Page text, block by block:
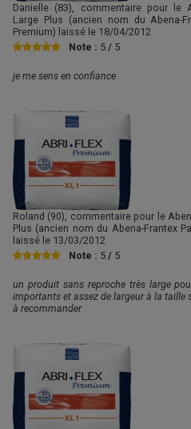
Danielle (83), commentaire pour le
Large Plus (ancien nom du Abena-
Premium) laissé le 18/04/2012
Note : 5 / 5
je me sens en confiance
Roland (90), commentaire pour le
Plus (ancien nom du Abena-Frantex
laissé le 13/03/2012
Note : 5 / 5
un produit sans reproche très large
importants et assez de largeur à la taille
à recommander